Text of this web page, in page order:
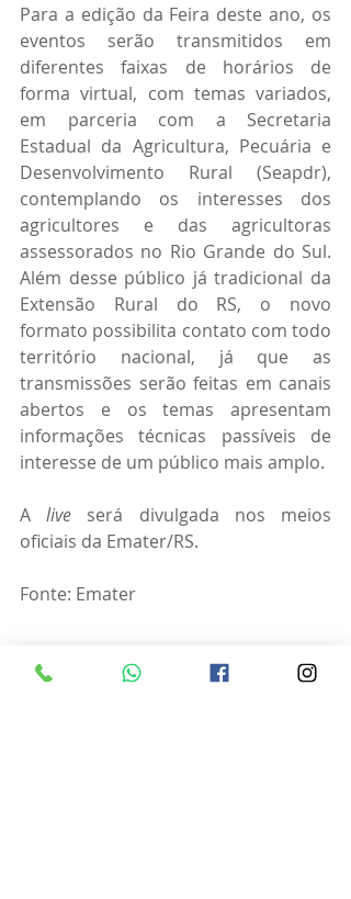
Para a edição da Feira deste ano, os
eventos serão transmitidos em
diferentes faixas de horários de
forma virtual, com temas variados,
em parceria com a Secretaria
Estadual da Agricultura, Pecuária e
Desenvolvimento Rural (Seapdr),
contemplando os interesses dos
agricultores e das agricultoras
assessorados no Rio Grande do Sul.
Além desse público já tradicional da
Extensão Rural do RS, o novo
formato possibilita contato com todo
território nacional, já que as
transmissões serão feitas em canais
abertos e os temas apresentam
informações técnicas passíveis de
interesse de um público mais amplo.
A live será divulgada nos meios
oficiais da Emater/RS.
Fonte: Emater
Notícias